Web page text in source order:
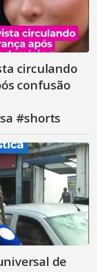
circulando
confusão
#shorts
de